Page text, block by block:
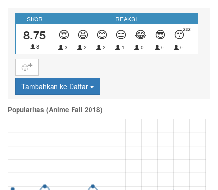
SKOR
8.75
8
REAKSI
😍
3
😆
2
😊
2
😑
1
😂
0
😎
0
😴
0
🙂
Tambahkan ke Daftar
Popularitas (Anime Fall 2018)